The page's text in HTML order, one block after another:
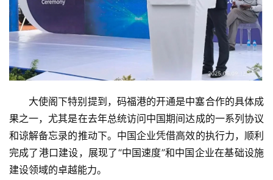
大使阁下特别提到，码福港的开通是中塞合作的具体成
果之一，尤其是在去年总统访问中国期间达成的一系列协议
和谅解备忘录的推动下。中国企业凭借高效的执行力，顺利
完成了港口建设，展现了“中国速度”和中国企业在基础设施
建设领域的卓越能力。